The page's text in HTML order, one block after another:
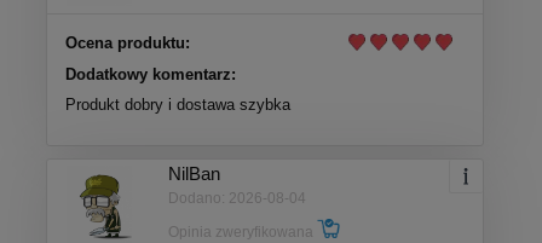
Ocena produktu:
Dodatkowy komentarz:
Produkt dobry i dostawa szybka
NilBan
Dodano: 2026-08-04
Opinia zweryfikowana